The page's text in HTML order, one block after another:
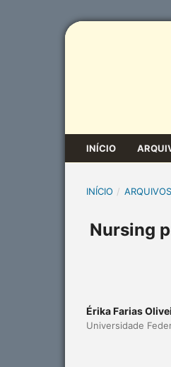
INÍCIO
INÍCIO / ARQUIVOS
Nursing
Érika Farias
Universidade